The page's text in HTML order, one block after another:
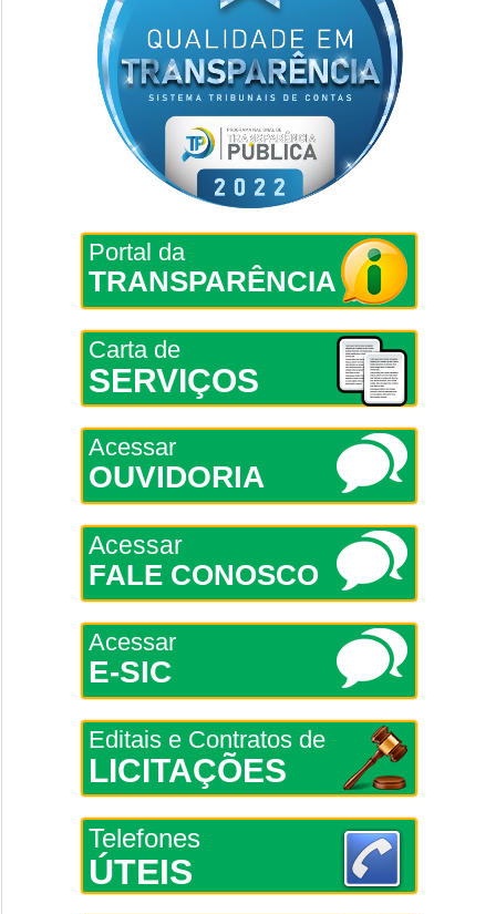
Portal da
TRANSPARÊNCIA
Carta de
SERVIÇOS
Acessar
OUVIDORIA
Acessar
FALE CONOSCO
Acessar
E-SIC
Editais e Contratos de
LICITAÇÕES
Telefones
ÚTEIS